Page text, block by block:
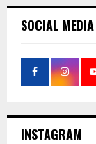
SOCIAL MEDIA
INSTAGRAM